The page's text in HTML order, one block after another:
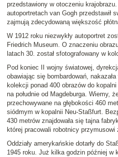
przedstawiony w otoczeniu
autoportretach van Gogh przedstawił
zajmują zdecydowaną większość
W 1912 roku niezwykły autoportret
Friedrich Museum. O znaczeniu
latach 30. został sfotografowany w
Pod koniec II wojny światowej,
obawiając się bombardowań,
kolekcji ponad 400 obrazów do
na południe od Magdeburga. Wiemy,
przechowywane na głębokości 460
siódmym w kopalnii Neu-Staßfurt.
430 metrów znajdowała się tajna
której pracowali robotnicy
Oddziały amerykańskie dotarły do
1945 roku. Już kilka godzin później w